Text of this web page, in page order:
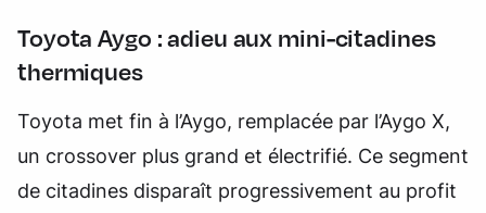
Toyota Aygo : adieu aux mini-citadines
thermiques
Toyota met fin à l’Aygo, remplacée par l’Aygo X,
un crossover plus grand et électrifié. Ce segment
de citadines disparaît progressivement au profit